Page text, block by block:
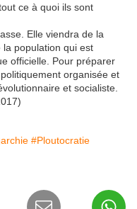
ce à quoi ils sont
Elle viendra de la
population qui est
officielle. Pour préparer
organisée et
et socialiste.
#Ploutocratie